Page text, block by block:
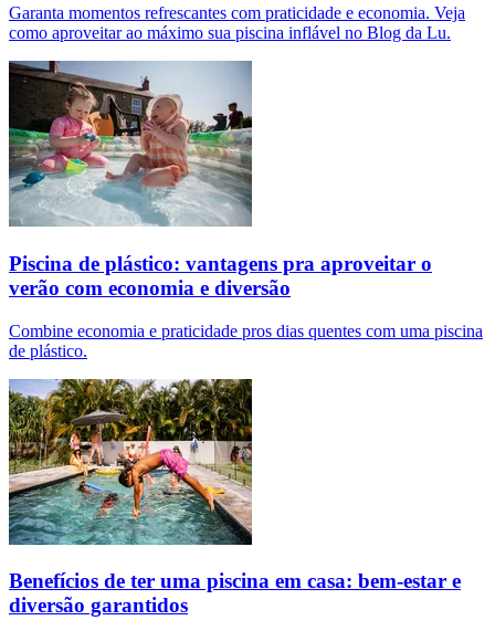
Garanta momentos refrescantes com praticidade e economia. Veja
como aproveitar ao máximo sua piscina inflável no Blog da Lu.
Piscina de plástico: vantagens pra aproveitar o
verão com economia e diversão
Combine economia e praticidade pros dias quentes com uma piscina
de plástico.
Benefícios de ter uma piscina em casa: bem-estar e
diversão garantidos